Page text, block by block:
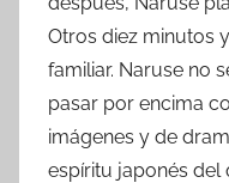
Otros diez minutos
familiar. Naruse no
pasar por encima
imágenes y de
espíritu japonés del